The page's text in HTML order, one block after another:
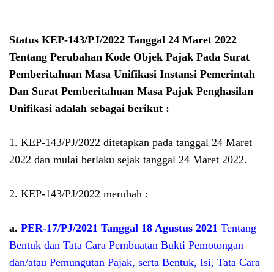
Status KEP-143/PJ/2022 Tanggal 24 Maret 2022
Tentang Perubahan Kode Objek Pajak Pada Surat
Pemberitahuan Masa Unifikasi Instansi Pemerintah
Dan Surat Pemberitahuan Masa Pajak Penghasilan
Unifikasi adalah sebagai berikut :
1. KEP-143/PJ/2022 ditetapkan pada tanggal 24 Maret
2022 dan mulai berlaku sejak tanggal 24 Maret 2022.
2. KEP-143/PJ/2022 merubah :
a. PER-17/PJ/2021 Tanggal 18 Agustus 2021 Tentang
Bentuk dan Tata Cara Pembuatan Bukti Pemotongan
dan/atau Pemungutan Pajak, serta Bentuk, Isi, Tata Cara